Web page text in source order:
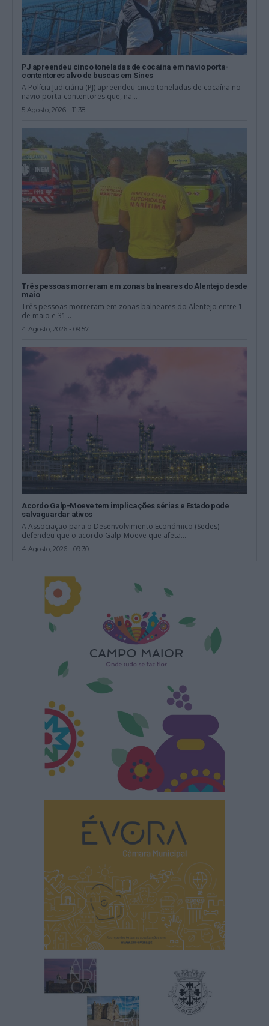
PJ apreendeu cinco toneladas de cocaína em navio porta-
contentores alvo de buscas em Sines
A Polícia Judiciária (PJ) apreendeu cinco toneladas de cocaína no
navio porta-contentores que, na...
5 Agosto, 2026 - 11:38
Três pessoas morreram em zonas balneares do Alentejo desde
maio
Três pessoas morreram em zonas balneares do Alentejo entre 1
de maio e 31...
4 Agosto, 2026 - 09:57
Acordo Galp-Moeve tem implicações sérias e Estado pode
salvaguardar ativos
A Associação para o Desenvolvimento Económico (Sedes)
defendeu que o acordo Galp-Moeve que afeta...
4 Agosto, 2026 - 09:30